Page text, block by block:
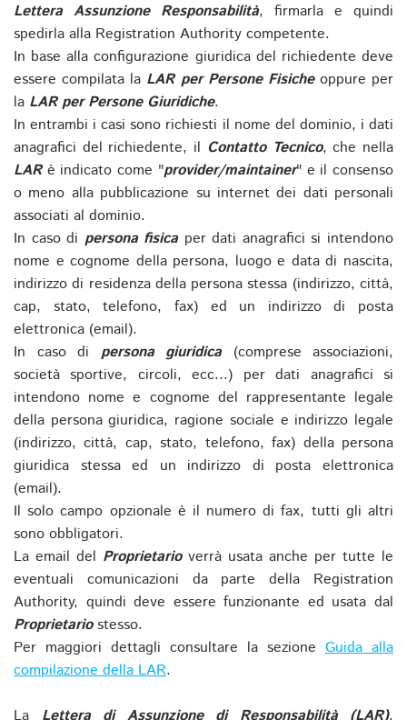
Lettera Assunzione Responsabilità, firmarla e quindi
spedirla alla Registration Authority competente.
In base alla configurazione giuridica del richiedente deve
essere compilata la LAR per Persone Fisicheoppure per
la LAR per Persone Giuridiche.
In entrambi i casi sono richiesti il nome del dominio, i dati
anagrafici del richiedente, il Contatto Tecnico, che nella
LARè indicato come "provider/maintainer" e il consenso
o meno alla pubblicazione su internet dei dati personali
associati al dominio.
In caso di persona fisicaper dati anagrafici si intendono
nome e cognome della persona, luogo e data di nascita,
indirizzo di residenza della persona stessa (indirizzo, città,
cap, stato, telefono, fax) ed un indirizzo di posta
elettronica (email).
In caso di persona giuridica(comprese associazioni,
società sportive, circoli, ecc...) per dati anagrafici si
intendono nome e cognome del rappresentante legale
della persona giuridica, ragione sociale e indirizzo legale
(indirizzo, città, cap, stato, telefono, fax) della persona
giuridica stessa ed un indirizzo di posta elettronica
(email).
Il solo campo opzionale è il numero di fax, tutti gli altri
sono obbligatori.
La email del Proprietarioverrà usata anche per tutte le
eventuali comunicazioni da parte della Registration
Authority, quindi deve essere funzionante ed usata dal
Proprietariostesso.
Per maggiori dettagli consultare la sezione Guida alla
compilazione della LAR.